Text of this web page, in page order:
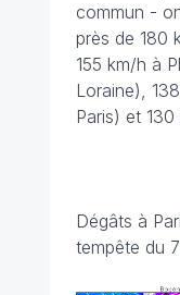
commun -
près de 180
155 km/h à
Loraine),
Paris) et
Dégâts à
tempête du